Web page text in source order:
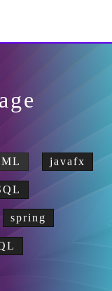
javafx
spring